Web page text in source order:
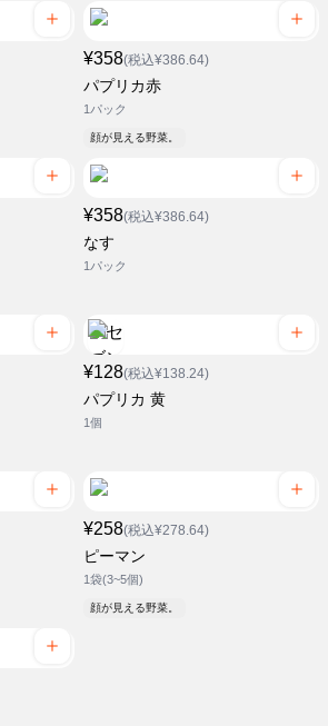
¥358(税込¥386.64)
パプリカ赤
1パック
顔が見える野菜。
¥358(税込¥386.64)
なす
1パック
¥128(税込¥138.24)
パプリカ 黄
1個
¥258(税込¥278.64)
ピーマン
1袋(3~5個)
顔が見える野菜。